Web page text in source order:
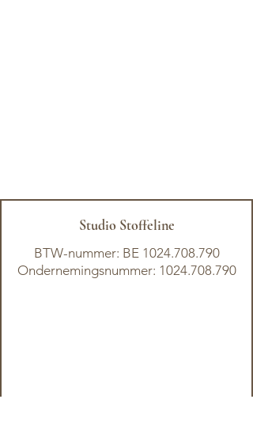
Studio Stoffeline
BTW-nummer: BE 1024.708.790
Ondernemingsnummer: 1024.708.790